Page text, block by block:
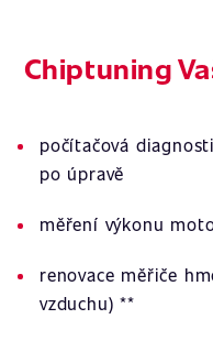
Chiptuning
počítačová
po úpravě
měření výkonu
renovace měřiče
vzduchu) **